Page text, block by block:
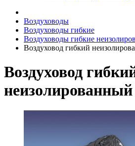
Воздуховоды
Воздуховоды гибкие
Воздуховоды гибкие
Воздуховод гибкий
Воздуховод